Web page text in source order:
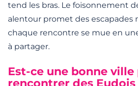
tend les bras. Le foisonnement
alentour promet des escapades
chaque rencontre se mue en
à partager.
Est-ce une bonne ville
rencontrer des